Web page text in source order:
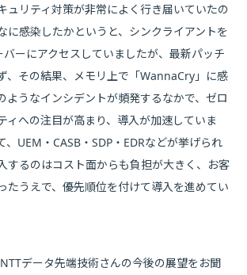
ュリティ対策が非常によく行き届いていたの
に感染したかというと、シンクライアントを
ーにアクセスしていましたが、最新パッチ
、その結果、メモリ上で「WannaCry」に感
ようなインシデントが頻発するなかで、ゼロ
ィへの注目が高まり、導入が加速していま
、UEM・CASB・SDP・EDRなどが挙げられ
するのはコスト面からも負担が大きく、お客
たうえで、優先順位を付けて導入を進めてい
データ先端技術さんの今後の展望をお聞